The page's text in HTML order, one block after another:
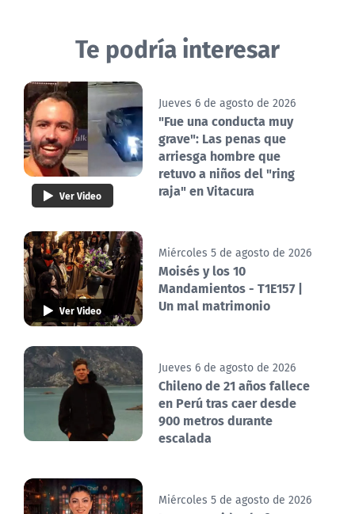
Te podría interesar
Ver Video
Jueves 6 de agosto de 2026
"Fue una conducta muy
grave": Las penas que
arriesga hombre que
retuvo a niños del "ring
raja" en Vitacura
Ver Video
Miércoles 5 de agosto de 2026
Moisés y los 10
Mandamientos - T1E157 |
Un mal matrimonio
Jueves 6 de agosto de 2026
Chileno de 21 años fallece
en Perú tras caer desde
900 metros durante
escalada
Miércoles 5 de agosto de 2026